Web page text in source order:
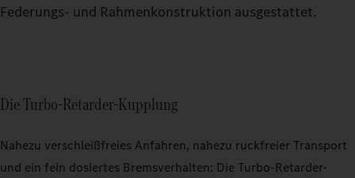
Federungs- und Rahmenkonstruktion ausgestattet.
Die Turbo-Retarder-Kupplung
Nahezu verschleißfreies Anfahren, nahezu ruckfreier Transport
und ein fein dosiertes Bremsverhalten: Die Turbo-Retarder-